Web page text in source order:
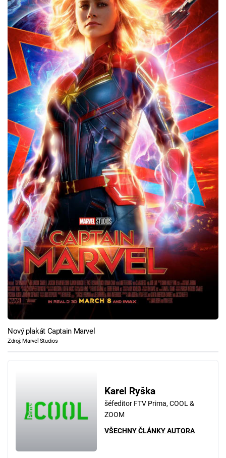
Nový plakát Captain Marvel
Zdroj: Marvel Studios
Karel Ryška
šéfeditor FTV Prima, COOL &
ZOOM
VŠECHNY ČLÁNKY AUTORA